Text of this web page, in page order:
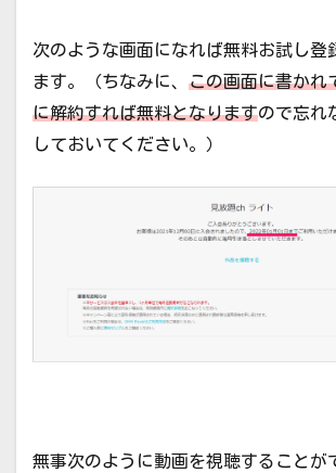
次のような画面になれば無料お試し登
ます。（ちなみに、 この画面に書かれ
に解約すれば無料となりますので忘れ
しておいてください。）
無事次のように動画を視聴することが